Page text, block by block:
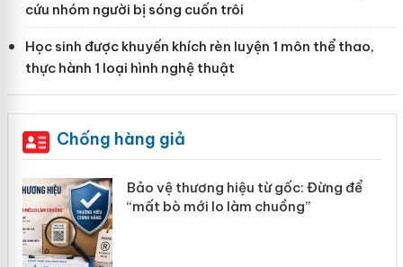
cứu nhóm người bị sóng cuốn trôi
Học sinh được khuyến khích rèn luyện 1 môn thể thao,
thực hành 1 loại hình nghệ thuật
Chống hàng giả
Bảo vệ thương hiệu từ gốc: Đừng để
“mất bò mới lo làm chuồng”